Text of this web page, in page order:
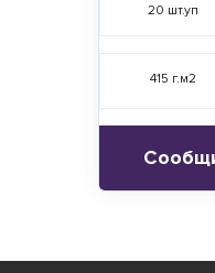
20 шт.уп
415 г.м2